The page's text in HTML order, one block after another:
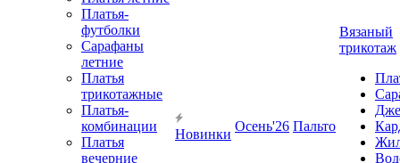
Платья-
футболки
Сарафаны
летние
Платья
трикотажные
Платья-
комбинации
Платья
вечерние
Новинки
Осень'26 Пальто
Вязаный
трикотаж